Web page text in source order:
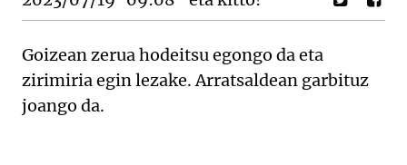
Goizean zerua hodeitsu egongo da eta
zirimiria egin lezake. Arratsaldean garbituz
joango da.